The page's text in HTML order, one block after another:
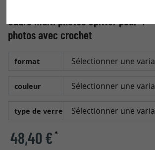
Cadre multi photos Opitter pour 4
photos avec crochet
format
couleur
type de verre
48,40 €*